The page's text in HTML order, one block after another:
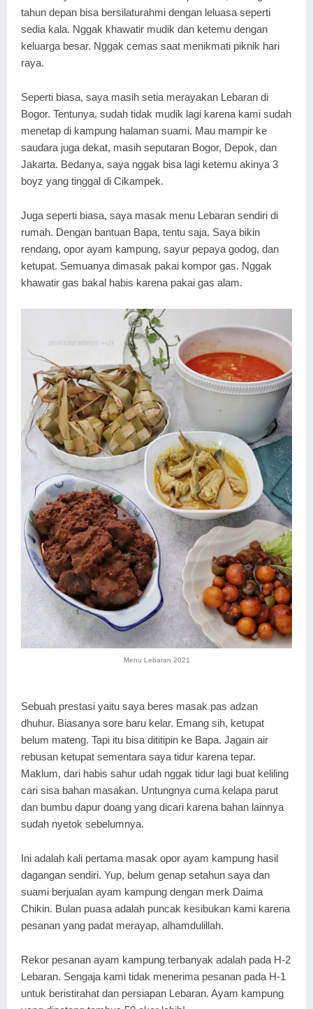
tahun depan bisa bersilaturahmi dengan leluasa seperti
sedia kala. Nggak khawatir mudik dan ketemu dengan
keluarga besar. Nggak cemas saat menikmati piknik hari
raya.
Seperti biasa, saya masih setia merayakan Lebaran di
Bogor. Tentunya, sudah tidak mudik lagi karena kami sudah
menetap di kampung halaman suami. Mau mampir ke
saudara juga dekat, masih seputaran Bogor, Depok, dan
Jakarta. Bedanya, saya nggak bisa lagi ketemu akinya 3
boyz yang tinggal di Cikampek.
Juga seperti biasa, saya masak menu Lebaran sendiri di
rumah. Dengan bantuan Bapa, tentu saja. Saya bikin
rendang, opor ayam kampung, sayur pepaya godog, dan
ketupat. Semuanya dimasak pakai kompor gas. Nggak
khawatir gas bakal habis karena pakai gas alam.
Menu Lebaran 2021
Sebuah prestasi yaitu saya beres masak pas adzan
dhuhur. Biasanya sore baru kelar. Emang sih, ketupat
belum mateng. Tapi itu bisa dititipin ke Bapa. Jagain air
rebusan ketupat sementara saya tidur karena tepar.
Maklum, dari habis sahur udah nggak tidur lagi buat keliling
cari sisa bahan masakan. Untungnya cuma kelapa parut
dan bumbu dapur doang yang dicari karena bahan lainnya
sudah nyetok sebelumnya.
Ini adalah kali pertama masak opor ayam kampung hasil
dagangan sendiri. Yup, belum genap setahun saya dan
suami berjualan ayam kampung dengan merk Daima
Chikin. Bulan puasa adalah puncak kesibukan kami karena
pesanan yang padat merayap, alhamdulillah.
Rekor pesanan ayam kampung terbanyak adalah pada H-2
Lebaran. Sengaja kami tidak menerima pesanan pada H-1
untuk beristirahat dan persiapan Lebaran. Ayam kampung